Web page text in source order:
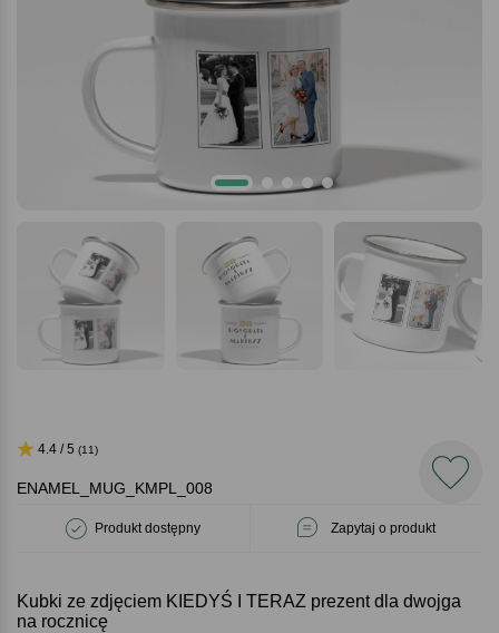
ENAMEL_MUG_KMPL_008
Produkt dostępny Zapytaj o produkt
4.4 / 5 (11)
Kubki ze zdjęciem KIEDYŚ I TERAZ prezent dla dwojga
na rocznicę